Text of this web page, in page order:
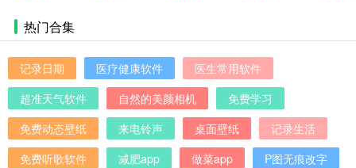
热门合集
记录日期 医疗健康软件
医生常用软件
超准天气软件
自然的美颜相机
免费学习
免费动态壁纸
来电铃声 桌面壁纸
记录生活
免费听歌软件
减肥app 做菜app
P图无痕改字